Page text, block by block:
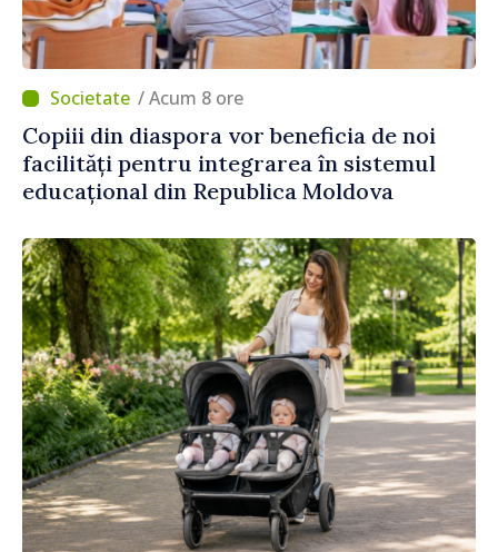
/ Acum 8 ore
Copiii din diaspora vor beneficia de noi
facilități pentru integrarea în sistemul
educațional din Republica Moldova